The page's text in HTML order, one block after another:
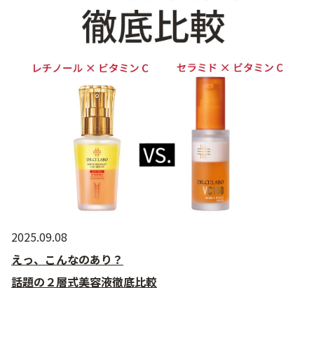
2025.09.08
えっ、こんなのあり？
話題の２層式美容液徹底比較